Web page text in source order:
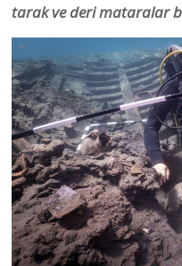
tarak ve deri mataralar